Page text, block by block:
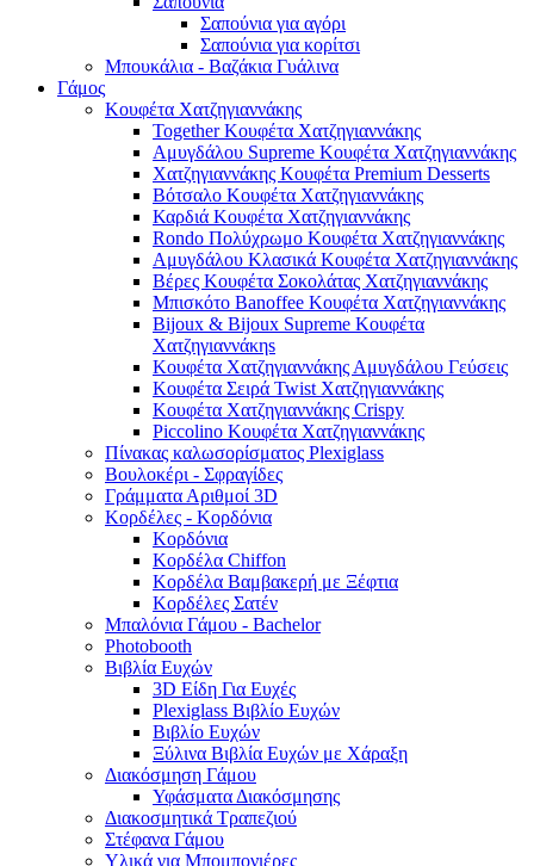
Σαπούνια για αγόρι
Σαπούνια για κορίτσι
Μπουκάλια - Βαζάκια Γυάλινα
Γάμος
Κουφέτα Χατζηγιαννάκης
Together Κουφέτα Χατζηγιαννάκης
Αμυγδάλου Supreme Κουφέτα Χατζηγιαννάκης
Χατζηγιαννάκης Κουφέτα Premium Desserts
Βότσαλο Κουφέτα Χατζηγιαννάκης
Καρδιά Κουφέτα Χατζηγιαννάκης
Rondo Πολύχρωμο Κουφέτα Χατζηγιαννάκης
Αμυγδάλου Κλασικά Κουφέτα Χατζηγιαννάκης
Βέρες Κουφέτα Σοκολάτας Χατζηγιαννάκης
Μπισκότο Banoffee Κουφέτα Χατζηγιαννάκης
Bijoux & Bijoux Supreme Κουφέτα
Χατζηγιαννάκηs
Κουφέτα Χατζηγιαννάκης Αμυγδάλου Γεύσεις
Κουφέτα Σειρά Twist Χατζηγιαννάκης
Κουφέτα Χατζηγιαννάκης Crispy
Piccolino Κουφέτα Χατζηγιαννάκης
Πίνακας καλωσορίσματος Plexiglass
Βουλοκέρι - Σφραγίδες
Γράμματα Αριθμοί 3D
Κορδέλες - Κορδόνια
Κορδόνια
Κορδέλα Chiffon
Κορδέλα Βαμβακερή με Ξέφτια
Κορδέλες Σατέν
Μπαλόνια Γάμου - Bachelor
Photobooth
Βιβλία Ευχών
3D Είδη Για Ευχές
Plexiglass Βιβλίο Ευχών
Βιβλίο Ευχών
Ξύλινα Βιβλία Ευχών με Χάραξη
Διακόσμηση Γάμου
Υφάσματα Διακόσμησης
Διακοσμητικά Τραπεζιού
Στέφανα Γάμου
Υλικά για Μπομπονιέρες